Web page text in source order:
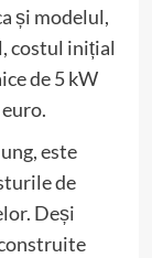
și modelul,
costul inițial
de 5 kW
este
de
Deși